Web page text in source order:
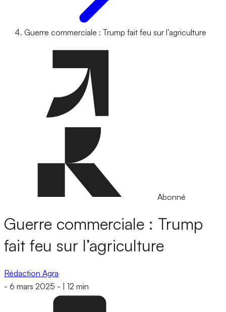
Guerre commerciale : Trump fait feu sur l’agriculture
Abonné
Guerre commerciale : Trump
fait feu sur l’agriculture
Rédaction Agra
- 6 mars 2025 - 12 min